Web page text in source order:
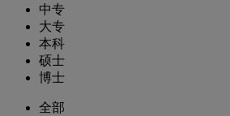
中专
大专
本科
硕士
博士
全部